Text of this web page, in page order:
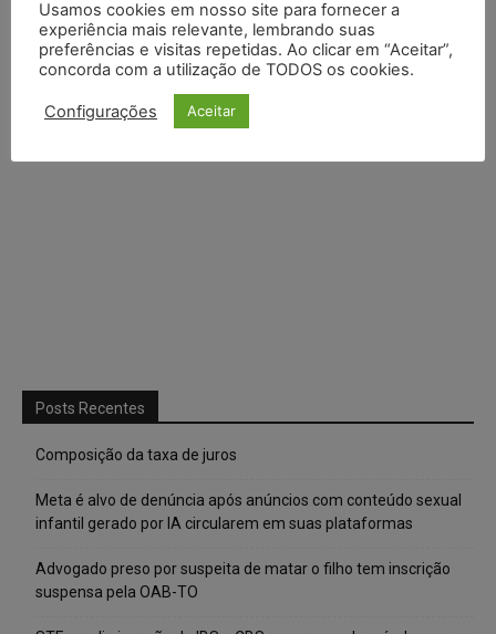
Posts Recentes
Composição da taxa de juros
Meta é alvo de denúncia após anúncios com conteúdo sexual
infantil gerado por IA circularem em suas plataformas
Advogado preso por suspeita de matar o filho tem inscrição
suspensa pela OAB-TO
Usamos cookies em nosso site para fornecer a
experiência mais relevante, lembrando suas
preferências e visitas repetidas. Ao clicar em “Aceitar”,
concorda com a utilização de TODOS os cookies.
Configurações Aceitar